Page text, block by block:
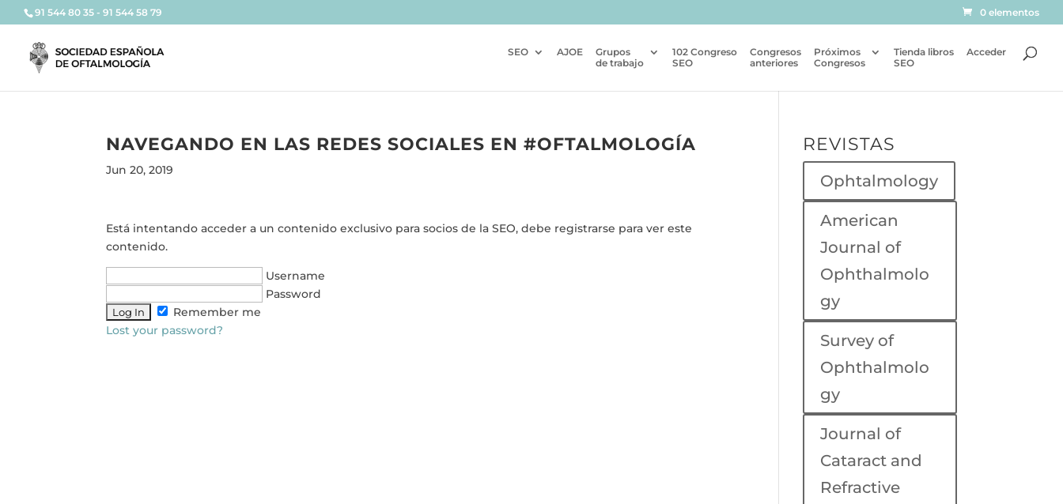
91 544 80 35 - 91 544 58 79 0 elementos
SEO AJOE
Grupos
de trabajo
102 Congreso
SEO
Congresos
anteriores
Próximos
Congresos
Tienda libros
SEO
Acceder
NAVEGANDO EN LAS REDES SOCIALES EN #OFTALMOLOGÍA
Jun 20, 2019
Está intentando acceder a un contenido exclusivo para socios de la SEO, debe registrarse para ver este
contenido.
Username
Password
Remember me
Lost your password?
REVISTAS
Ophtalmology
American
Journal of
Ophthalmolo
gy
Survey of
Ophthalmolo
gy
Journal of
Cataract and
Refractive